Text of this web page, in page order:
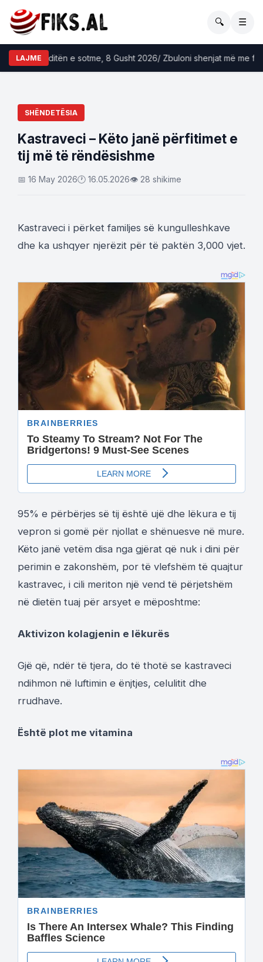
🔍 ☰
LAJME
për ditën e sotme, 8 Gusht 2026/ Zbuloni shenjat më me fat
SHËNDETËSIA
Kastraveci – Këto janë përfitimet e
tij më të rëndësishme
📅 16 May 2026🕐 16.05.2026👁 28 shikime
Kastraveci i përket familjes së kungulleshkave
dhe ka ushqyer njerëzit për të paktën 3,000 vjet.
95% e përbërjes së tij është ujë dhe lëkura e tij
vepron si gomë për njollat ​​e shënuesve në mure.
Këto janë vetëm disa nga gjërat që nuk i dini për
perimin e zakonshëm, por të vlefshëm të quajtur
kastravec, i cili meriton një vend të përjetshëm
në dietën tuaj për arsyet e mëposhtme:
Aktivizon kolagjenin e lëkurës
Gjë që, ndër të tjera, do të thotë se kastraveci
ndihmon në luftimin e ënjtjes, celulitit dhe
rrudhave.
Është plot me vitamina